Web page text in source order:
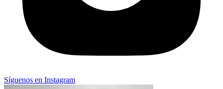
Síguenos en Instagram